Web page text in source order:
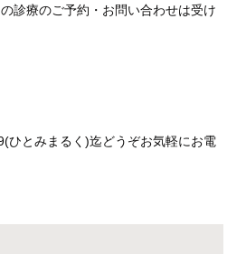
診療のご予約・お問い合わせは受け
ひとみまるく)迄どうぞお気軽にお電